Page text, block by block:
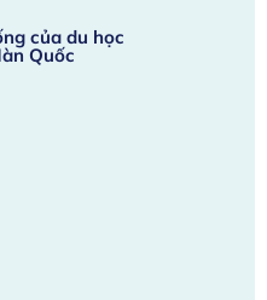
của du học
Quốc